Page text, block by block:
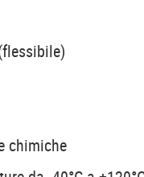
chimiche